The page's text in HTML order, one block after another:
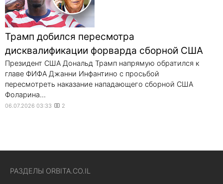
Трамп добился пересмотра
дисквалификации форварда сборной США
Президент США Дональд Трамп напрямую обратился к
главе ФИФА Джанни Инфантино с просьбой
пересмотреть наказание нападающего сборной США
Фоларина...
06.07.2026 03:33 2
РАЗДЕЛЫ ORBITA.CO.IL